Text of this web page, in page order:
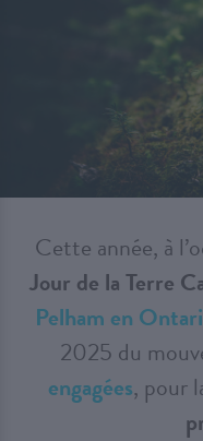
Cette année, à
Jour de la Terre
Pelham en
2025 du
engagées, pour